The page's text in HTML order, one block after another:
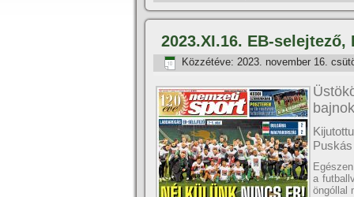
2023.XI.16. EB-
Közzétéve: 2023. november 16.
a
öngóllal